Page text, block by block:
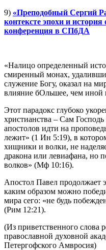
9) «Преподобный Сергий
контексте эпохи и
конференция в СПбДА
«Налицо определенный
смиренный монах,
служение Богу, оказал на
влияние бОльшее, чем иной
Этот парадокс глубоко
христианства – Сам
апостолов идти на
лежит» (1 Ин 5:19), в
хищники и волки, не
дракона или левиафана, но
волков» (Мф 10:16).
Апостол Павел продолжает
каким образом можно
мира сего: «не будь
(Рим 12:21).
(Из приветственного слова
православной духовной
Петергофского Амвросия)